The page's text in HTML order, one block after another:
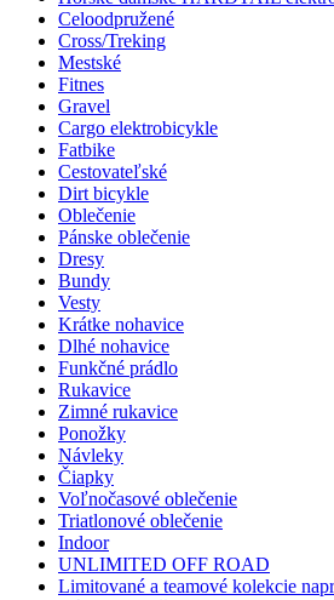
Celoodpružené
Cross/Treking
Mestské
Fitnes
Gravel
Cargo elektrobicykle
Fatbike
Cestovateľské
Dirt bicykle
Oblečenie
Pánske oblečenie
Dresy
Bundy
Vesty
Krátke nohavice
Dlhé nohavice
Funkčné prádlo
Rukavice
Zimné rukavice
Ponožky
Návleky
Čiapky
Voľnočasové oblečenie
Triatlonové oblečenie
Indoor
UNLIMITED OFF ROAD
Limitované a teamové kolekcie